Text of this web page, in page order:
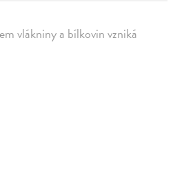
vlákniny a bílkovin vzniká